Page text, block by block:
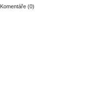
Komentáře (0)